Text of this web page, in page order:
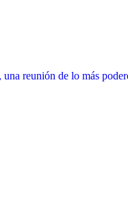
reunión de lo más